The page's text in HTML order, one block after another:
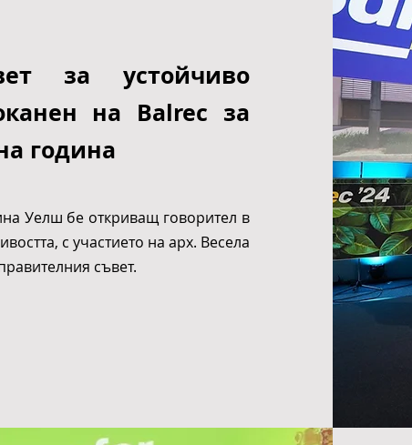
за устойчиво
на Balrec за
година
Уелш бе откриващ говорител в
с участието на арх. Весела
съвет.